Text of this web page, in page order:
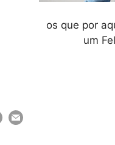
os que por
um